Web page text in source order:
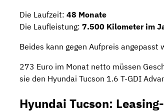
Die Laufzeit: 48 Monate
Die Laufleistung: 7.500 Kilometer im
Beides kann gegen Aufpreis angepasst
273 Euro im Monat netto müssen
sie den Hyundai Tucson 1.6 T-GDI
Hyundai Tucson: